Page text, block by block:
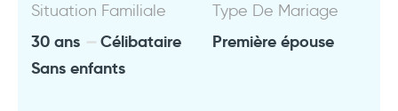
Situation Familiale
30 ans
Célibataire
Sans enfants
Type De Mariage
Première épouse